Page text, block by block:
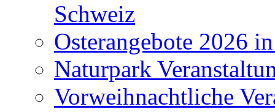
Schweiz
Osterangebote 2026
Naturpark
Vorweihnachtliche